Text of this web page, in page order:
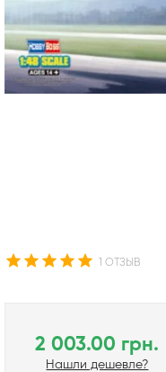
1 ОТЗЫВ
2 003.00 грн.
Нашли дешевле?